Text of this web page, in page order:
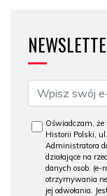
Oświadczam,
Historii Polski,
Administratora
działające na
danych osob. (e-
otrzymywania
jej odwołania.